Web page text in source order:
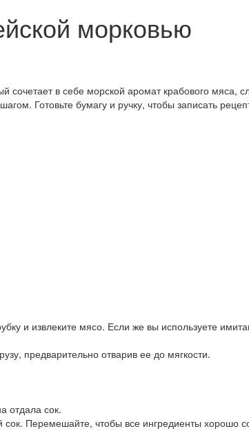
морковью
в себе морской аромат крабового мяса,
Готовьте бумагу и ручку, чтобы записать
и извлеките мясо. Если же вы используете
предварительно отварив ее до мягкости.
отдала сок.
Перемешайте, чтобы все ингредиенты хорошо